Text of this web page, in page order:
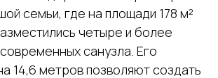
семьи, где на площади 178 м²
четыре и более
санузла. Его
14,6 метров позволяют создать